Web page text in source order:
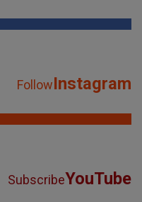
FollowInstagram
SubscribeYouTube